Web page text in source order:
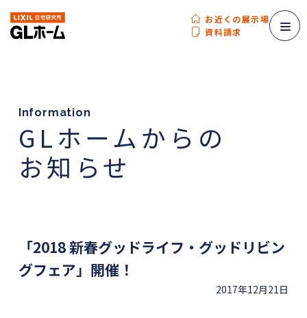
お近くの展示場
資料請求
Information
GLホームからの
お知らせ
「2018 新春グッドライフ・グッドリビン
グフェア」開催！
2017年12月21日